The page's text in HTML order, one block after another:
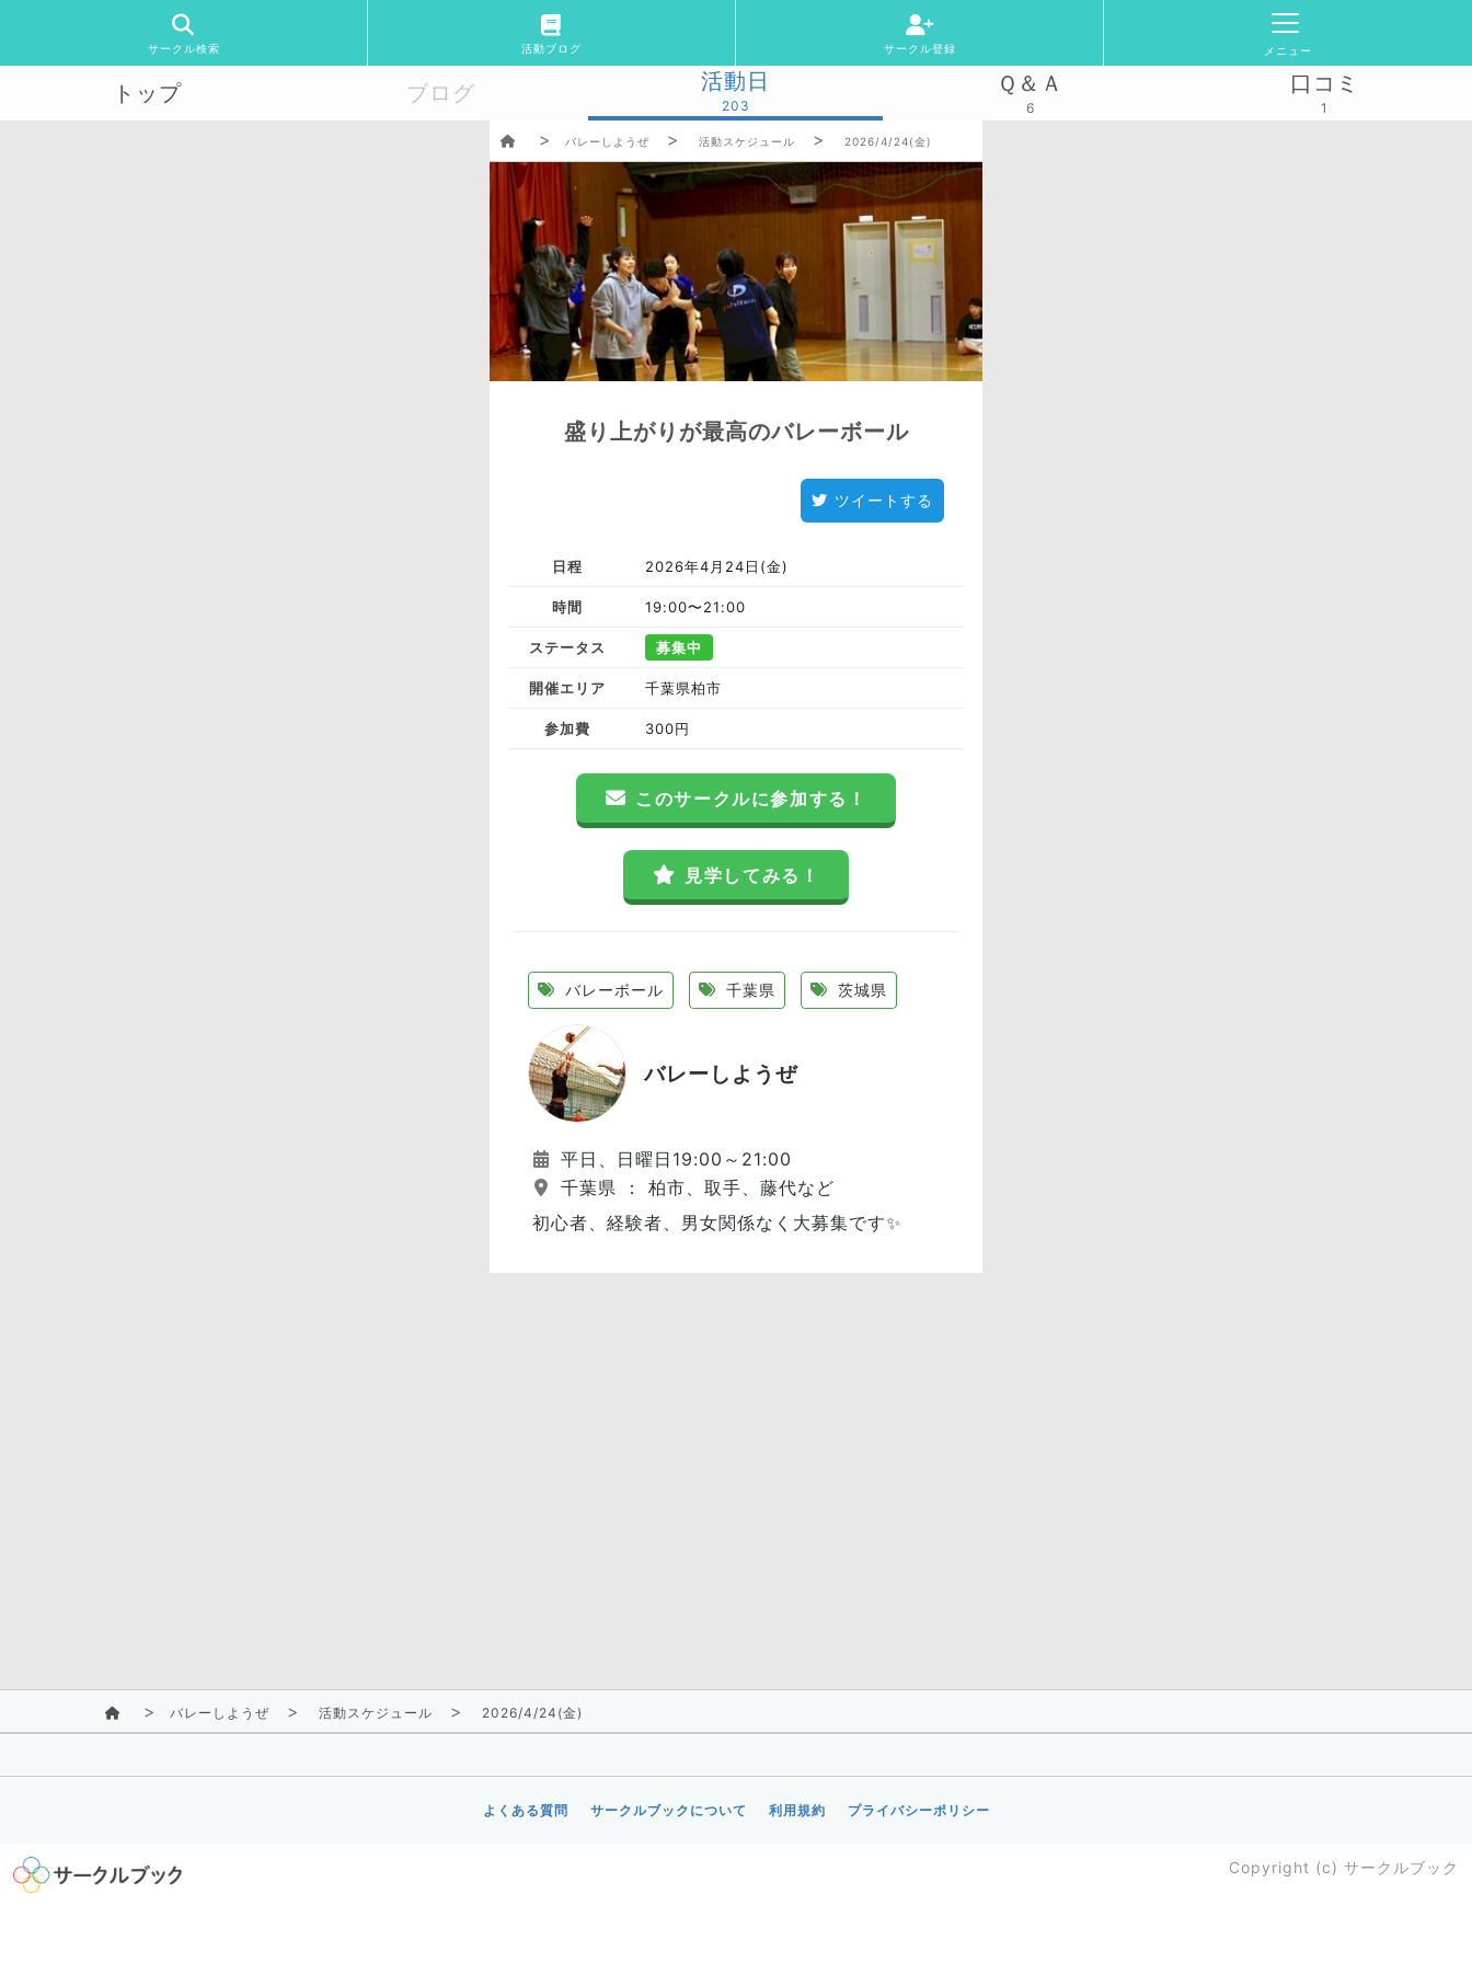
サークル検索 活動ブログ サークル登録 メニュー
トップ ブログ 活動日
203
Ｑ＆Ａ
6
口コミ
1
バレーしようぜ 活動スケジュール 2026/4/24(金)
盛り上がりが最高のバレーボール
ツイートする
日程 2026年4月24日(金)
時間 19:00〜21:00
ステータス 募集中
開催エリア 千葉県柏市
参加費 300円
このサークルに参加する！
見学してみる！
バレーボール 千葉県 茨城県
バレーしようぜ
平日、日曜日19:00～21:00
千葉県 ： 柏市、取手、藤代など
初心者、経験者、男女関係なく大募集です✨
バレーしようぜ 活動スケジュール 2026/4/24(金)
よくある質問 サークルブックについて 利用規約 プライバシーポリシー
Copyright (c) サークルブック